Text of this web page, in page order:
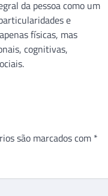
da pessoa como um
e
físicas, mas
cognitivas,
são marcados com *